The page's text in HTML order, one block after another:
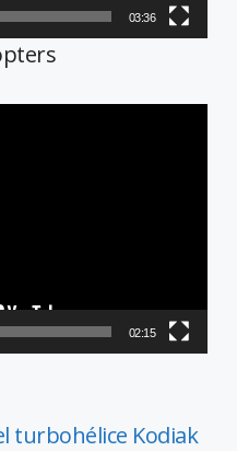
03:36
02:15
turbohélice Kodiak